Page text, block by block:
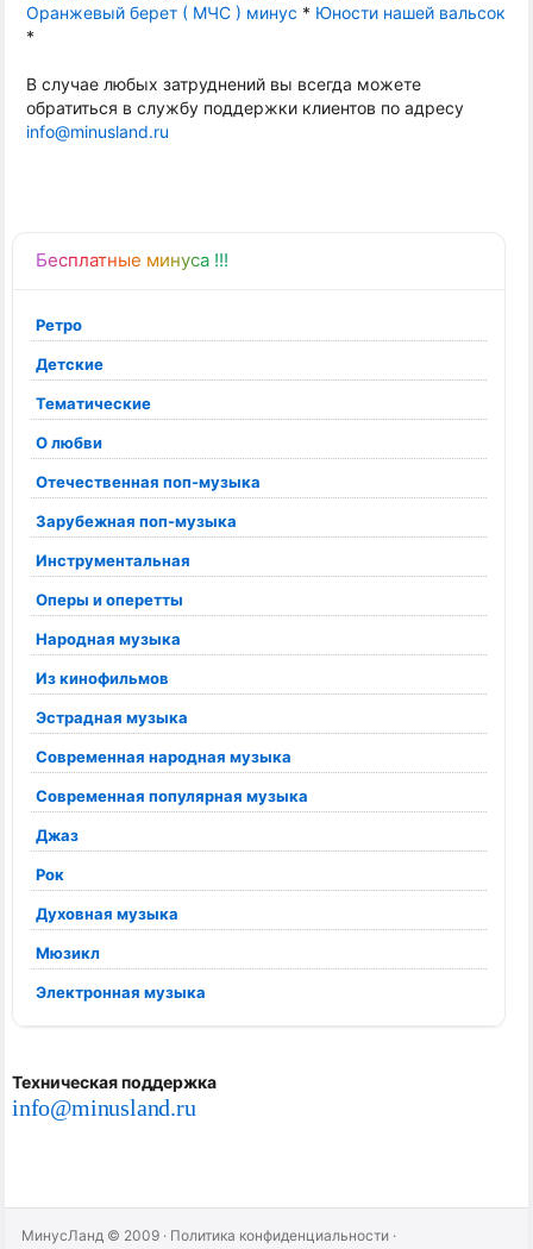
Бесплатные минуса !!!
Ретро
Детские
Тематические
О любви
Отечественная поп-музыка
Зарубежная поп-музыка
Инструментальная
Оперы и оперетты
Народная музыка
Из кинофильмов
Эстрадная музыка
Современная народная музыка
Современная популярная музыка
Джаз
Рок
Духовная музыка
Мюзикл
Электронная музыка
Техническая поддержка
info@minusland.ru
Оранжевый берет ( МЧС ) минус * Юности нашей вальсок
*
В случае любых затруднений вы всегда можете
обратиться в службу поддержки клиентов по адресу
info@minusland.ru
МинусЛанд © 2009 · Политика конфиденциальности ·